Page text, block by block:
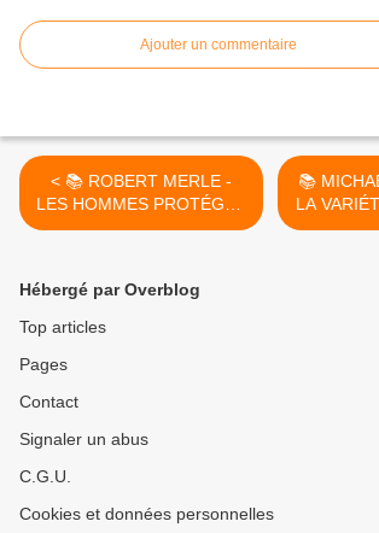
Ajouter un commentaire
< 📚 ROBERT MERLE -
LES HOMMES PROTÉGÉS
(1974)
📚
LA
(THE
Hébergé par Overblog
Top articles
Pages
Contact
Signaler un abus
C.G.U.
Cookies et données personnelles